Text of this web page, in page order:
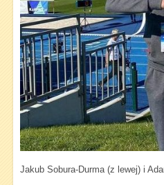
Jakub Sobura-Durma (z lewej) i